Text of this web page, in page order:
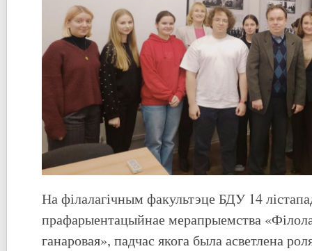
На філалагічным факультэце БДУ 14
прафарыентацыйнае мерапрыемства
ганаровая», падчас якога была асветлена